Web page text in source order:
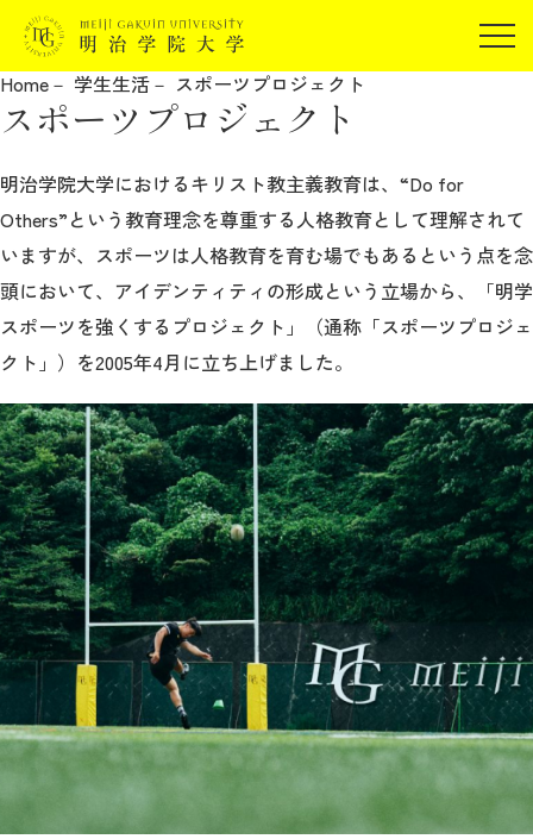
在学生の方
卒業生の方
保証人の方
企業・研究者の方
地域・一般の方
報道関係の方
受験生の方
在学生の方
卒業生の方
保証人の方
企業・研究者の方
地域・一般の方
明治学院大学について
教育
研究
学生生活
留学・国際交流
キャリア
ボランティア
Home 学生生活 スポーツプロジェクト
スポーツプロジェクト
明治学院大学におけるキリスト教主義教育は、“Do for
Others”という教育理念を尊重する人格教育として理解されて
いますが、スポーツは人格教育を育む場でもあるという点を念
頭において、アイデンティティの形成という立場から、「明学
スポーツを強くするプロジェクト」（通称「スポーツプロジェ
クト」）を2005年4月に立ち上げました。